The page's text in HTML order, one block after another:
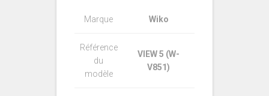
Marque Wiko
Référence
du
modèle
VIEW 5 (W-
V851)